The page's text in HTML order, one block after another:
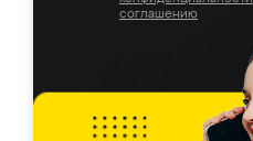
соглашению